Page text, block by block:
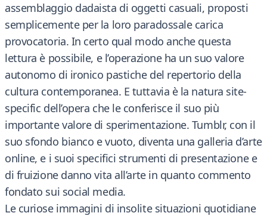
assemblaggio dadaista di oggetti casuali, proposti
semplicemente per la loro paradossale carica
provocatoria. In certo qual modo anche questa
lettura è possibile, e l’operazione ha un suo valore
autonomo di ironico pastiche del repertorio della
cultura contemporanea. E tuttavia è la natura site-
specific dell’opera che le conferisce il suo più
importante valore di sperimentazione. Tumblr, con il
suo sfondo bianco e vuoto, diventa una galleria d’arte
online, e i suoi specifici strumenti di presentazione e
di fruizione danno vita all’arte in quanto commento
fondato sui social media.
Le curiose immagini di insolite situazioni quotidiane